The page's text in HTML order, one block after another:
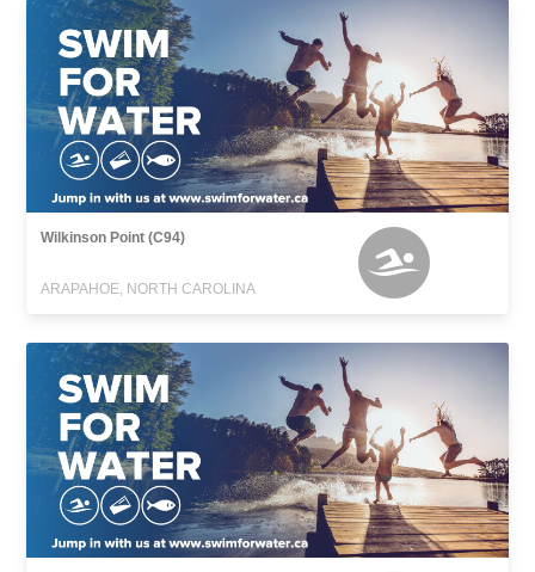
Wilkinson Point (C94)
ARAPAHOE, NORTH CAROLINA